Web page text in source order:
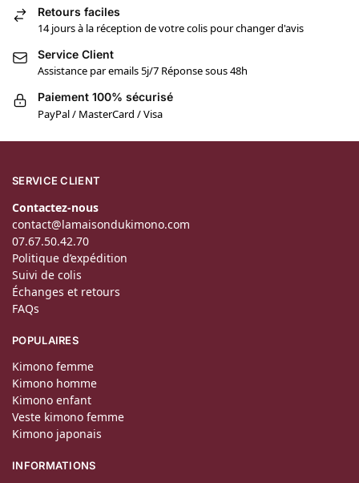
Retours faciles
14 jours à la réception de votre colis pour changer d'avis
Service Client
Assistance par emails 5j/7 Réponse sous 48h
Paiement 100% sécurisé
PayPal / MasterCard / Visa
SERVICE CLIENT
Contactez-nous
contact@lamaisondukimono.com
07.67.50.42.70
Politique d’expédition
Suivi de colis
Échanges et retours
FAQs
POPULAIRES
Kimono femme
Kimono homme
Kimono enfant
Veste kimono femme
Kimono japonais
INFORMATIONS